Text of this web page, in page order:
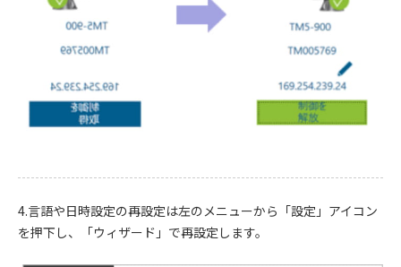
4.言語や日時設定の再設定は左のメニューから「設定」アイコン
を押下し、「ウィザード」で再設定します。